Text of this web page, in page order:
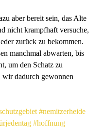
aber bereit sein, das Alte
nicht krampfhaft versuche,
zurück zu bekommen.
manchmal abwarten, bis
um den Schatz zu
wir dadurch gewonnen
#nemitzerheide
#hoffnung